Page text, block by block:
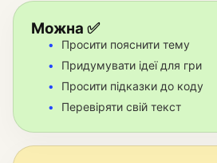
Можна ✅
Просити пояснити тему
Придумувати ідеї для гри
Просити підказки до коду
Перевіряти свій текст